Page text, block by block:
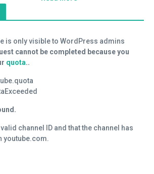
is only visible to WordPress admins
cannot be completed because you
quota..
channel ID and that the channel has
youtube.com.